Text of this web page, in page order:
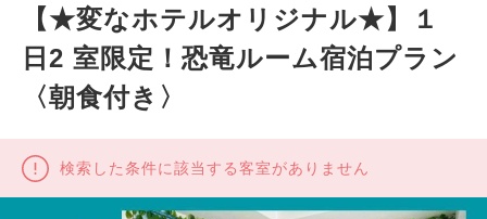
【★変なホテルオリジナル★】１
日2 室限定！恐竜ルーム宿泊プラン
〈朝食付き〉
検索した条件に該当する客室がありません